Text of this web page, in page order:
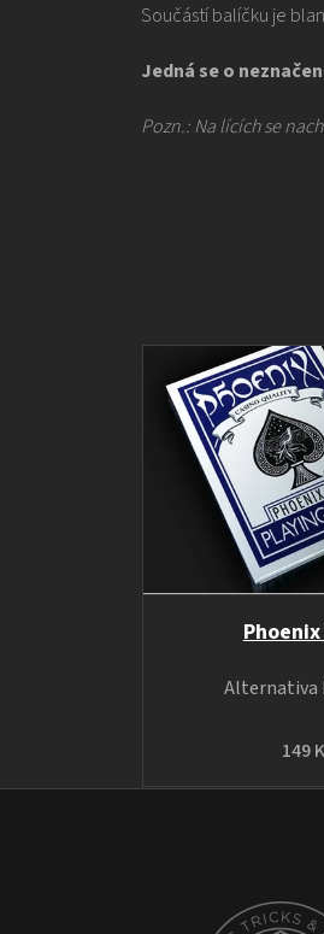
Součástí balíčku je
Jedná se o
Pozn.: Na lících se
149
Alternativa